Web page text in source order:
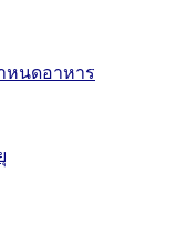
หนดอาหาร